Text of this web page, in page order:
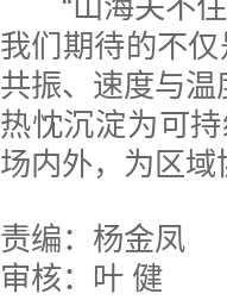
我们期待的不
共振、速度与温
热忱沉淀为可
场内外，为区域
责编：杨金凤
审核：叶 健